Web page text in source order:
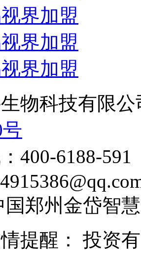
界加盟
界加盟
界加盟
生物科技有限
400-6188-591
国郑州金岱智
提醒：
投资